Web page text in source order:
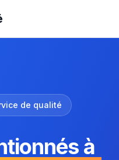
de qualité
à